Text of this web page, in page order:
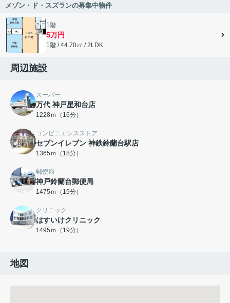
メゾン・ド・スズランの募集中物件
1階
5万円
1階 / 44.70㎡ / 2LDK
周辺施設
スーパー
万代 神戸星和台店
1228ｍ（16分）
コンビニエンスストア
セブンイレブン 神鉄鈴蘭台駅店
1365ｍ（18分）
郵便局
神戸鈴蘭台郵便局
1475ｍ（19分）
クリニック
はすいけクリニック
1495ｍ（19分）
地図